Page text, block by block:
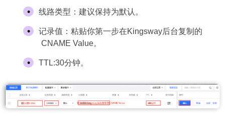
线路类型：建议保持为默认。
记录值：粘贴你第一步在Kingsway后台复制的
CNAME Value。
TTL:30分钟。